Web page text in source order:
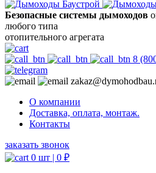
Безопасные системы дымоходов
любого типа
отопительного агрегата
8
О компании
Доставка, оплата, монтаж.
Контакты
заказать звонок
0 шт | 0 ₽